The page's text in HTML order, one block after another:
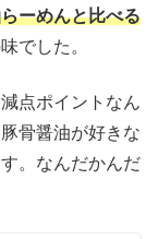
ーめんと比べる
でした。
点ポイントなん
骨醤油が好きな
。なんだかんだ